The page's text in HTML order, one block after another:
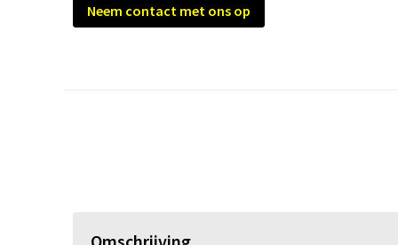
Neem contact met ons op